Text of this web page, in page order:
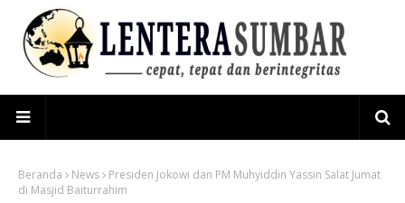
Beranda News
Presiden Jokowi dan PM Muhyiddin Yassin Salat Jumat
di Masjid Baiturrahim